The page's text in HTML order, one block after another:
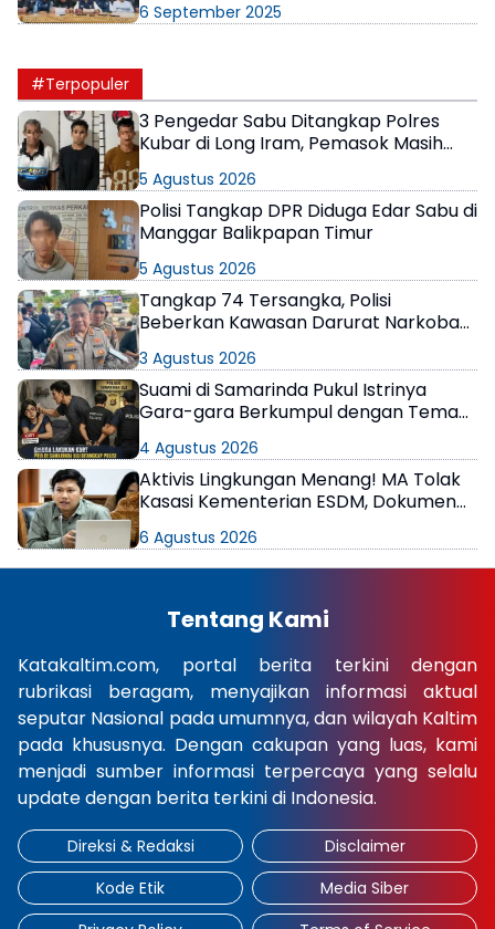
6 September 2025
#Terpopuler
3 Pengedar Sabu Ditangkap Polres
Kubar di Long Iram, Pemasok Masih
5 Agustus 2026
Polisi Tangkap DPR Diduga Edar Sabu di
Manggar Balikpapan Timur
5 Agustus 2026
Tangkap 74 Tersangka, Polisi
Beberkan Kawasan Darurat Narkoba
3 Agustus 2026
Suami di Samarinda Pukul Istrinya
Gara-gara Berkumpul dengan Teman
4 Agustus 2026
Aktivis Lingkungan Menang! MA Tolak
Kasasi Kementerian ESDM, Dokumen
Publik
6 Agustus 2026
Tentang Kami
Katakaltim.com, portal berita terkini dengan
rubrikasi beragam, menyajikan informasi aktual
seputar Nasional pada umumnya, dan wilayah Kaltim
pada khususnya. Dengan cakupan yang luas, kami
menjadi sumber informasi terpercaya yang selalu
update dengan berita terkini di Indonesia.
Direksi & Redaksi
Disclaimer
Kode Etik
Media Siber